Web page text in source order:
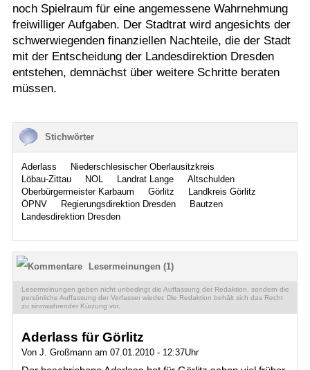
noch Spielraum für eine angemessene Wahrnehmung
freiwilliger Aufgaben. Der Stadtrat wird angesichts der
schwerwiegenden finanziellen Nachteile, die der Stadt
mit der Entscheidung der Landesdirektion Dresden
entstehen, demnächst über weitere Schritte beraten
müssen.
Stichwörter
Aderlass
Niederschlesischer Oberlausitzkreis
Löbau-Zittau
NOL Landrat Lange
Altschulden
Oberbürgermeister Karbaum
Görlitz
Landkreis Görlitz
ÖPNV
Regierungsdirektion Dresden
Bautzen
Landesdirektion Dresden
Lesermeinungen (1)
Lesermeinungen geben nicht unbedingt die Auffassung der Redaktion, sondern die
persönliche Auffassung der Verfasser wieder. Die Redaktion behält sich das Recht
zu sinnwahrender Kürzung vor.
Aderlass für Görlitz
Von J. Großmann am 07.01.2010 - 12:37Uhr